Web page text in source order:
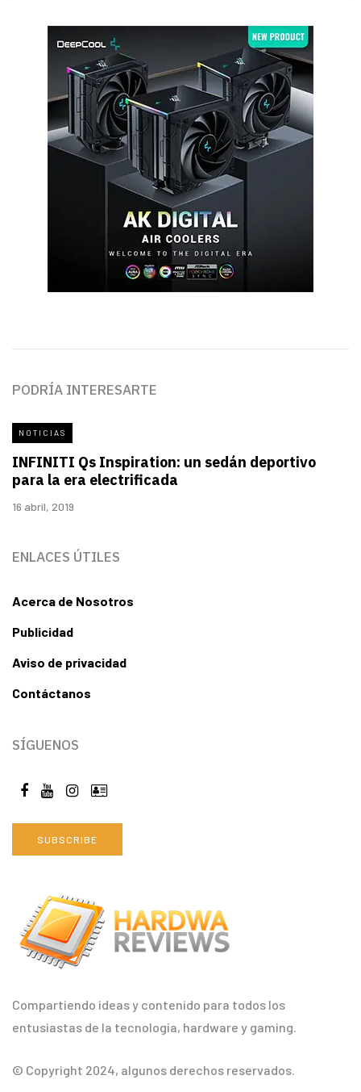
Compartiendo ideas y contenido para todos los
entusiastas de la tecnología, hardware y gaming.
© Copyright 2024, algunos derechos reservados.
PODRÍA INTERESARTE
NOTICIAS
INFINITI Qs Inspiration: un sedán deportivo
para la era electrificada
16 abril, 2019
ENLACES ÚTILES
Acerca de Nosotros
Publicidad
Aviso de privacidad
Contáctanos
SÍGUENOS
SUBSCRIBE